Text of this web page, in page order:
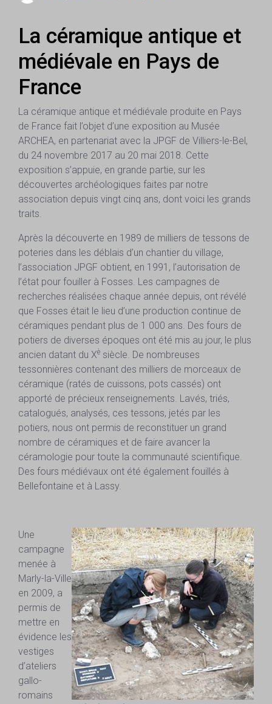
La céramique antique et
médiévale en Pays de
France
La céramique antique et médiévale produite en Pays
de France fait l’objet d’une exposition au Musée
ARCHEA, en partenariat avec la JPGF de Villiers-le-Bel,
du 24 novembre 2017 au 20 mai 2018. Cette
exposition s’appuie, en grande partie, sur les
découvertes archéologiques faites par notre
association depuis vingt cinq ans, dont voici les grands
traits.
Après la découverte en 1989 de milliers de tessons de
poteries dans les déblais d’un chantier du village,
l’association JPGF obtient, en 1991, l’autorisation de
l’état pour fouiller à Fosses. Les campagnes de
recherches réalisées chaque année depuis, ont révélé
que Fosses était le lieu d’une production continue de
céramiques pendant plus de 1 000 ans. Des fours de
potiers de diverses époques ont été mis au jour, le plus
ancien datant du Xè siècle. De nombreuses
tessonnières contenant des milliers de morceaux de
céramique (ratés de cuissons, pots cassés) ont
apporté de précieux renseignements. Lavés, triés,
catalogués, analysés, ces tessons, jetés par les
potiers, nous ont permis de reconstituer un grand
nombre de céramiques et de faire avancer la
céramologie pour toute la communauté scientifique.
Des fours médiévaux ont été également fouillés à
Bellefontaine et à Lassy.
Une
campagne
menée à
Marly-la-Ville
en 2009, a
permis de
mettre en
évidence les
vestiges
d’ateliers
gallo-
romains